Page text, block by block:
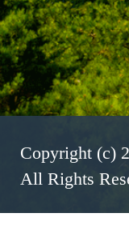
Copyright (c)
All Rights